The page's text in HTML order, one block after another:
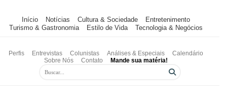
Início Notícias Cultura & Sociedade
Entretenimento
Turismo & Gastronomia
Estilo de Vida Tecnologia & Negócios
Perfis Entrevistas Colunistas Análises & Especiais
Calendário
Sobre Nós
Contato Mande sua matéria!